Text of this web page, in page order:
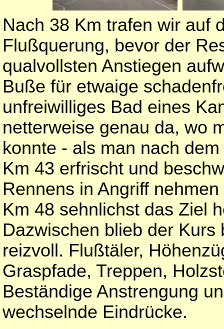
Nach 38 Km trafen wir auf
Flußquerung, bevor der
qualvollsten Anstiegen
Buße für etwaige
unfreiwilliges Bad eines
netterweise genau da, wo
konnte - als man nach
Km 43 erfrischt und
Rennens in Angriff
Km 48 sehnlichst das Ziel
Dazwischen blieb der
reizvoll. Flußtäler,
Graspfade, Treppen,
Beständige Anstrengung
wechselnde Eindrücke.